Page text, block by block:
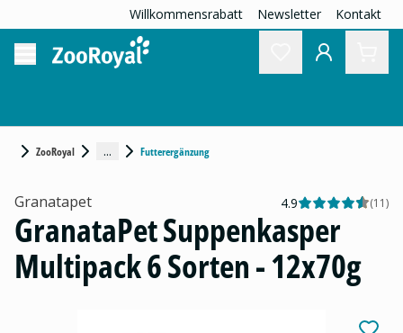
Willkommensrabatt Newsletter Kontakt
ZooRoyal ... Futterergänzung
Granatapet 4.9 (11)
GranataPet Suppenkasper
Multipack 6 Sorten - 12x70g